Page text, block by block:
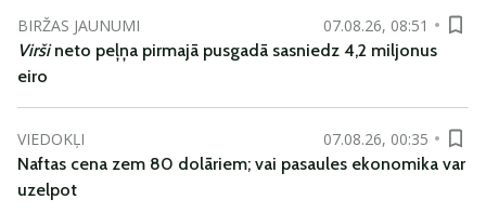
BIRŽAS JAUNUMI
07.08.26, 08:51
Viršineto peļņa pirmajā pusgadā sasniedz 4,2 miljonus
eiro
VIEDOKĻI
07.08.26, 00:35
Naftas cena zem 80 dolāriem; vai pasaules ekonomika var
uzelpot